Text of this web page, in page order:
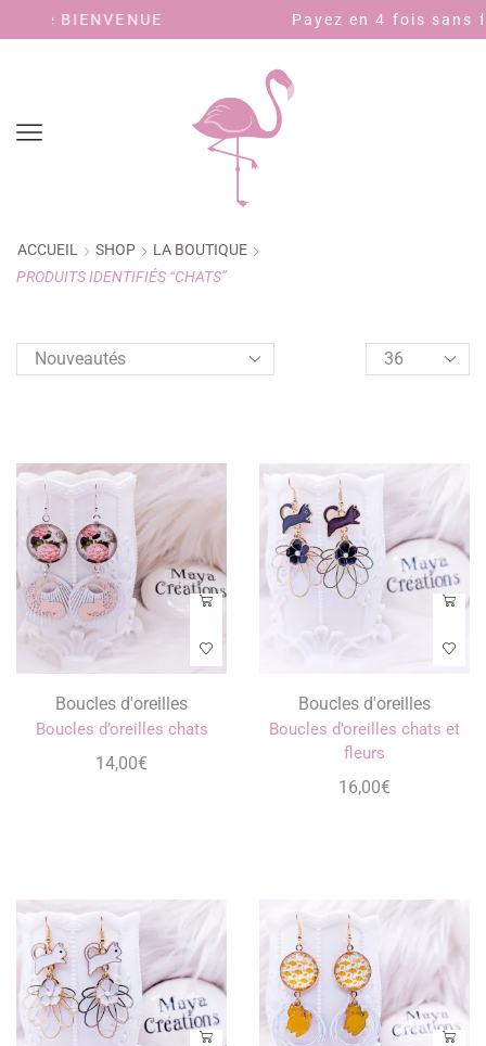
Payez en 4 fois sans frais avec
ACCUEIL SHOP
LA BOUTIQUE
PRODUITS IDENTIFIÉS “CHATS”
Boucles d'oreilles
Boucles d’oreilles chats
14,00€
Boucles d'oreilles
Boucles d’oreilles chats et
fleurs
16,00€